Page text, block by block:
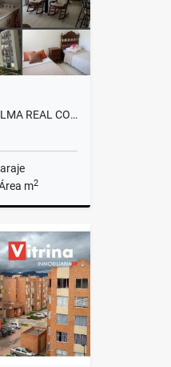
VENDO APTO OIKOS PALMA REAL COMPLETAMENTE TERMINADO
m2
Venta